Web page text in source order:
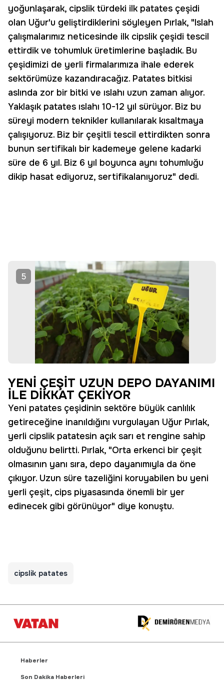
yoğunlaşarak, cipslik türdeki ilk patates çeşidi
olan Uğur'u geliştirdiklerini söyleyen Pırlak, "Islah
çalışmalarımız neticesinde ilk cipslik çeşidi tescil
ettirdik ve tohumluk üretimlerine başladık. Bu
çeşidimizi de yerli firmalarımıza ihale ederek
sektörümüze kazandıracağız. Patates bitkisi
aslında zor bir bitki ve ıslahı uzun zaman alıyor.
Yaklaşık patates ıslahı 10-12 yıl sürüyor. Biz bu
süreyi modern teknikler kullanılarak kısaltmaya
çalışıyoruz. Biz bir çeşitli tescil ettirdikten sonra
bunun sertifikalı bir kademeye gelene kadarki
süre de 6 yıl. Biz 6 yıl boyunca aynı tohumluğu
dikip hasat ediyoruz, sertifikalanıyoruz" dedi.
5
YENİ ÇEŞİT UZUN DEPO DAYANIMI
İLE DİKKAT ÇEKİYOR
Yeni patates çeşidinin sektöre büyük canlılık
getireceğine inanıldığını vurgulayan Uğur Pırlak,
yerli cipslik patatesin açık sarı et rengine sahip
olduğunu belirtti. Pırlak, "Orta erkenci bir çeşit
olmasının yanı sıra, depo dayanımıyla da öne
çıkıyor. Uzun süre tazeliğini koruyabilen bu yeni
yerli çeşit, cips piyasasında önemli bir yer
edinecek gibi görünüyor" diye konuştu.
cipslik patates
Haberler
Son Dakika Haberleri